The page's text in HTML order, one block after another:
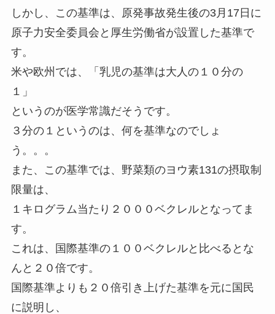
しかし、この基準は、原発事故発生後の3月17日に
原子力安全委員会と厚生労働省が設置した基準で
す。
米や欧州では、「乳児の基準は大人の１０分の
１」
というのが医学常識だそうです。
３分の１というのは、何を基準なのでしょ
う。。。
また、この基準では、野菜類のヨウ素131の摂取制
限量は、
１キログラム当たり２０００ベクレルとなってま
す。
これは、国際基準の１００ベクレルと比べるとな
んと２０倍です。
国際基準よりも２０倍引き上げた基準を元に国民
に説明し、